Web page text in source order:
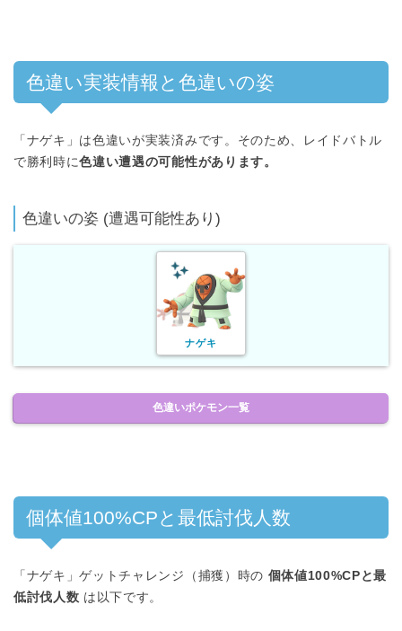
色違い実装情報と色違いの姿
「ナゲキ」は色違いが実装済みです。そのため、レイドバトル
で勝利時に色違い遭遇の可能性があります。
色違いの姿 (遭遇可能性あり)
ナゲキ
色違いポケモン一覧
個体値100%CPと最低討伐人数
「ナゲキ」ゲットチャレンジ（捕獲）時の 個体値100%CPと最
低討伐人数 は以下です。